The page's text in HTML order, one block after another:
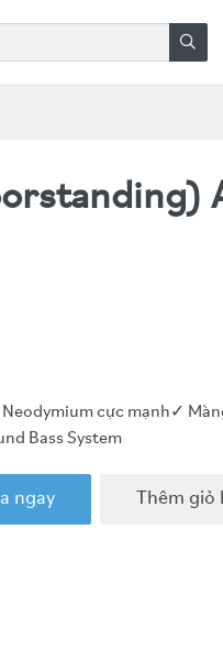
cực mạnh✓
Bass System
ngay Thêm giỏ